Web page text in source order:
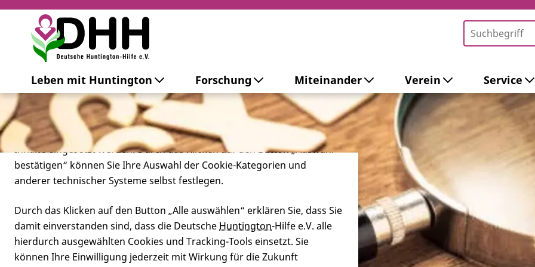
Leben mit Huntington Forschung Miteinander Verein Service
Cookie-Einstellungen
Diese Webseite setzt verschiedene Cookies und Tracking-Tools ein. Dies
beinhaltet Cookies und Tracking-Tools, die für den Betrieb der Webseite
technisch notwendig sind, die zu statistischen Zwecken sowie zur
besseren Bedienbarkeit der Webseite und zur Anzeige personalisierter
Inhalte eingesetzt werden. Durch das Klicken auf den Button „Auswahl
bestätigen“ können Sie Ihre Auswahl der Cookie-Kategorien und
anderer technischer Systeme selbst festlegen.
Durch das Klicken auf den Button „Alle auswählen“ erklären Sie, dass Sie
damit einverstanden sind, dass die DeutscheHuntington-Hilfe e.V. alle
hierdurch ausgewählten Cookies und Tracking-Tools einsetzt. Sie
können Ihre Einwilligung jederzeit mit Wirkung für die Zukunft